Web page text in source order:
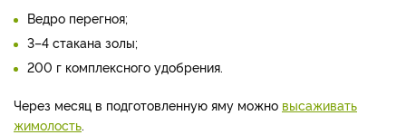
Ведро перегноя;
3–4 стакана золы;
200 г комплексного удобрения.
Через месяц в подготовленную яму можно высаживать
жимолость.